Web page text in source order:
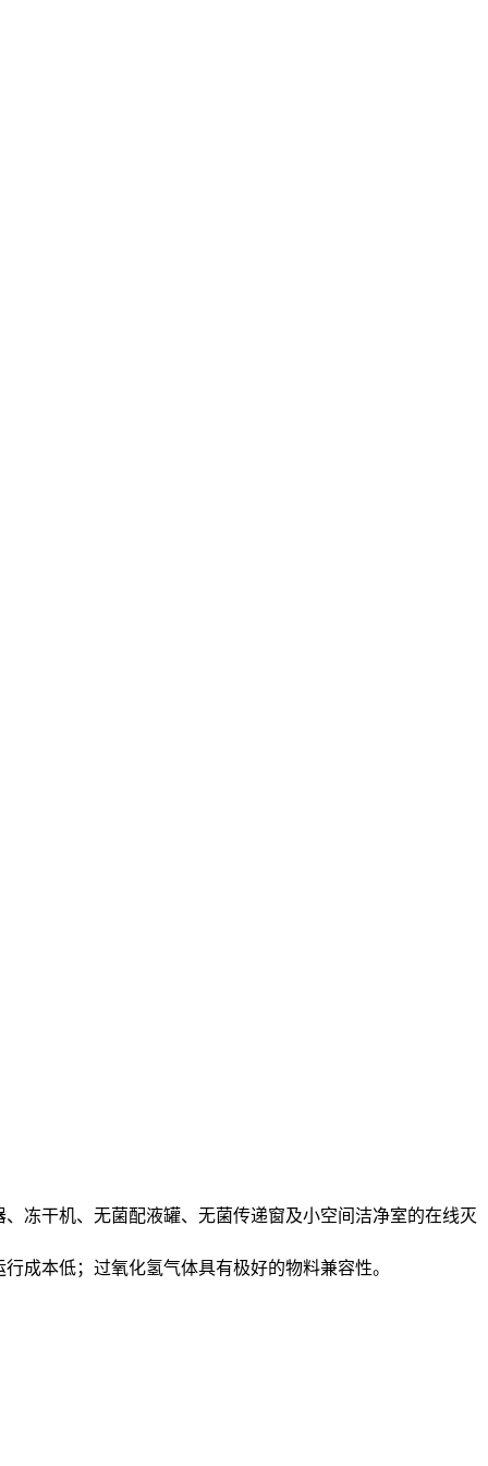
冻干机、无菌配液罐、无菌传递窗及小空间洁净室的在线灭
成本低；过氧化氢气体具有极好的物料兼容性。